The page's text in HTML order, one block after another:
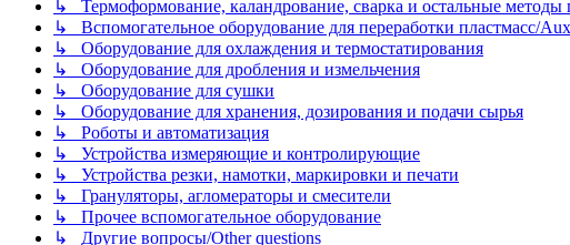
↳ Термоформование, каландрование, сварка и остальные методы
↳ Вспомогательное оборудование для переработки пластмасс/
↳ Оборудование для охлаждения и термостатирования
↳ Оборудование для дробления и измельчения
↳ Оборудование для сушки
↳ Оборудование для хранения, дозирования и подачи сырья
↳ Роботы и автоматизация
↳ Устройства измеряющие и контролирующие
↳ Устройства резки, намотки, маркировки и печати
↳ Грануляторы, агломераторы и смесители
↳ Прочее вспомогательное оборудование
↳ Другие вопросы/Other questions